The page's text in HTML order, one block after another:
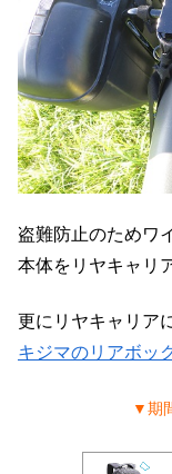
盗難防止のためワ
本体をリヤキャリ
更にリヤキャリア
キジマのリアボッ
▼期